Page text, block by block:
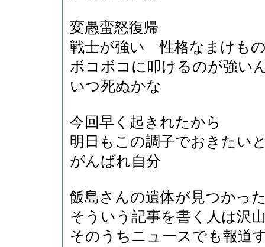
変愚蛮怒復帰
戦士が強い 性格なまけも
ボコボコに叩けるのが強
いつ死ぬかな
今回早く起きれたから
明日もこの調子でおきたい
がんばれ自分
飯島さんの遺体が見つかっ
そういう記事を書く人は沢
そのうちニュースでも報道